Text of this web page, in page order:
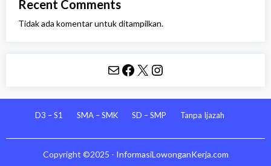
Recent Comments
Tidak ada komentar untuk ditampilkan.
Mail Facebook X Instagram
D3 – S1 SMA – SMK SD – SMP Tanpa Ijazah
Copyright ©2025 - InformasiLowonganKerja.com